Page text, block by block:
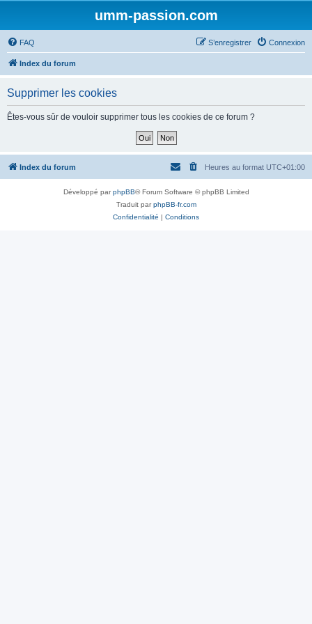
umm-passion.com
FAQ Connexion
S’enregistrer
Index du forum
Supprimer les cookies
Êtes-vous sûr de vouloir supprimer tous les cookies de ce forum ?
Index du forum Heures au format UTC+01:00
Développé parphpBB® Forum Software © phpBB Limited
Traduit parphpBB-fr.com
Confidentialité | Conditions